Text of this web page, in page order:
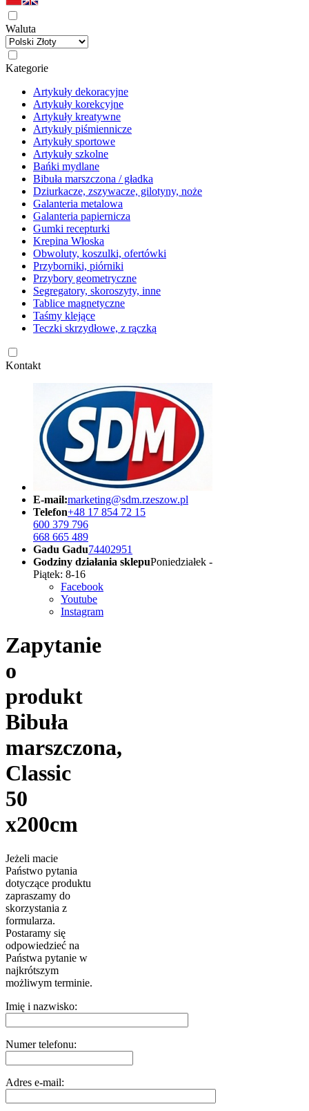
Waluta
Kategorie
Artykuły dekoracyjne
Artykuły korekcyjne
Artykuły kreatywne
Artykuły piśmiennicze
Artykuły sportowe
Artykuły szkolne
Bańki mydlane
Bibuła marszczona / gładka
Dziurkacze, zszywacze, gilotyny, noże
Galanteria metalowa
Galanteria papiernicza
Gumki recepturki
Krepina Włoska
Obwoluty, koszulki, ofertówki
Przyborniki, piórniki
Przybory geometryczne
Segregatory, skoroszyty, inne
Tablice magnetyczne
Taśmy klejące
Teczki skrzydłowe, z rączką
Kontakt
E-mail:marketing@sdm.rzeszow.pl
Telefon+48 17 854 72 15
600 379 796
668 665 489
Gadu Gadu74402951
Godziny działania sklepuPoniedziałek -
Piątek: 8-16
Facebook
Youtube
Instagram
Zapytanie
o
produkt
Bibuła
marszczona,
Classic
50
x200cm
Jeżeli macie
Państwo pytania
dotyczące produktu
zapraszamy do
skorzystania z
formularza.
Postaramy się
odpowiedzieć na
Państwa pytanie w
najkrótszym
możliwym terminie.
Imię i nazwisko:
Numer telefonu:
Adres e-mail: